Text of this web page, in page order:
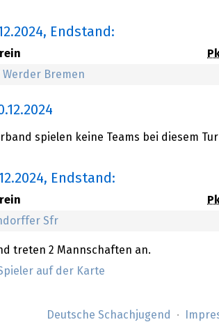
, Endstand:
Werder Bremen
spielen keine Teams bei diesem
, Endstand:
Sfr
treten 2 Mannschaften an.
auf der Karte
Deutsche Schachjugend